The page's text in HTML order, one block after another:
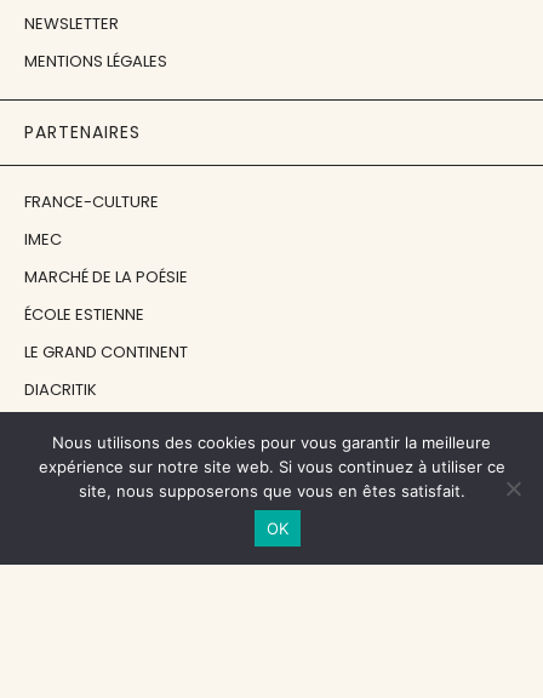
NEWSLETTER
MENTIONS LÉGALES
PARTENAIRES
FRANCE-CULTURE
IMEC
MARCHÉ DE LA POÉSIE
ÉCOLE ESTIENNE
LE GRAND CONTINENT
DIACRITIK
NOS SOUTIENS
CENTRE NATIONAL DU LIVRE
Nous utilisons des cookies pour vous garantir la meilleure
expérience sur notre site web. Si vous continuez à utiliser ce
site, nous supposerons que vous en êtes satisfait.
OK